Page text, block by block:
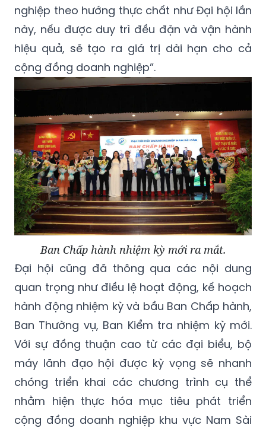
nghiệp theo hướng thực chất như Đại hội lần
này, nếu được duy trì đều đặn và vận hành
hiệu quả, sẽ tạo ra giá trị dài hạn cho cả
cộng đồng doanh nghiệp”.
Ban Chấp hành nhiệm kỳ mới ra mắt.
Đại hội cũng đã thông qua các nội dung
quan trọng như điều lệ hoạt động, kế hoạch
hành động nhiệm kỳ và bầu Ban Chấp hành,
Ban Thường vụ, Ban Kiểm tra nhiệm kỳ mới.
Với sự đồng thuận cao từ các đại biểu, bộ
máy lãnh đạo hội được kỳ vọng sẽ nhanh
chóng triển khai các chương trình cụ thể
nhằm hiện thực hóa mục tiêu phát triển
cộng đồng doanh nghiệp khu vực Nam Sài